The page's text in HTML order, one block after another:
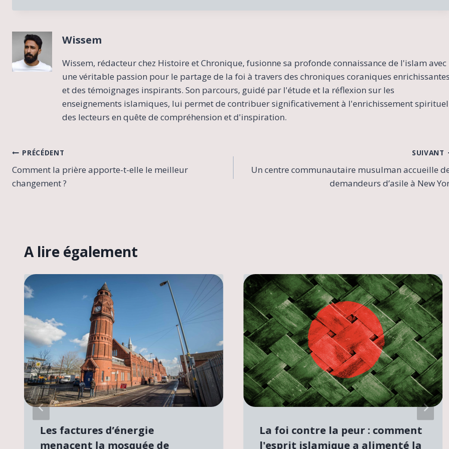
Wissem
Wissem, rédacteur chez Histoire et Chronique, fusionne sa profonde connaissance de l'islam avec
une véritable passion pour le partage de la foi à travers des chroniques coraniques enrichissantes
et des témoignages inspirants. Son parcours, guidé par l'étude et la réflexion sur les
enseignements islamiques, lui permet de contribuer significativement à l'enrichissement spirituel
des lecteurs en quête de compréhension et d'inspiration.
Navigation
de
PRÉCÉDENT
Comment la prière apporte-t-elle le meilleur
changement ?
SUIVANT
Un centre communautaire musulman accueille
demandeurs d’asile à New
A lire également
Les factures d’énergie
menacent la mosquée de
La foi contre la peur : comment
l'esprit islamique a alimenté la